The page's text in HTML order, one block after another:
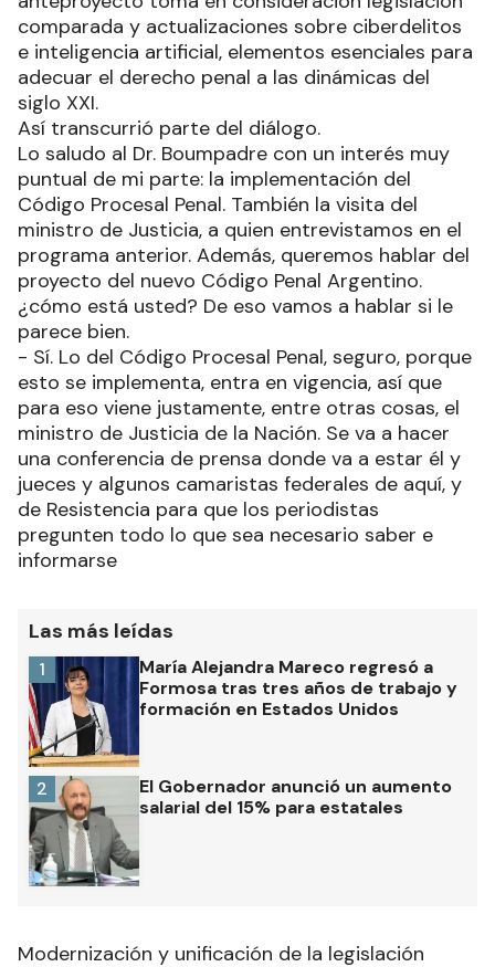
comparada y actualizaciones sobre ciberdelitos
e inteligencia artificial, elementos esenciales para
adecuar el derecho penal a las dinámicas del
siglo XXI.
Así transcurrió parte del diálogo.
Lo saludo al Dr. Boumpadre con un interés muy
puntual de mi parte: la implementación del
Código Procesal Penal. También la visita del
ministro de Justicia, a quien entrevistamos en el
programa anterior. Además, queremos hablar del
proyecto del nuevo Código Penal Argentino.
¿cómo está usted? De eso vamos a hablar si le
parece bien.
- Sí. Lo del Código Procesal Penal, seguro, porque
esto se implementa, entra en vigencia, así que
para eso viene justamente, entre otras cosas, el
ministro de Justicia de la Nación. Se va a hacer
una conferencia de prensa donde va a estar él y
jueces y algunos camaristas federales de aquí, y
de Resistencia para que los periodistas
pregunten todo lo que sea necesario saber e
informarse
Las más leídas
María Alejandra Mareco regresó a
Formosa tras tres años de trabajo y
formación en Estados Unidos
1
El Gobernador anunció un aumento
salarial del 15% para estatales
2
Modernización y unificación de la legislación